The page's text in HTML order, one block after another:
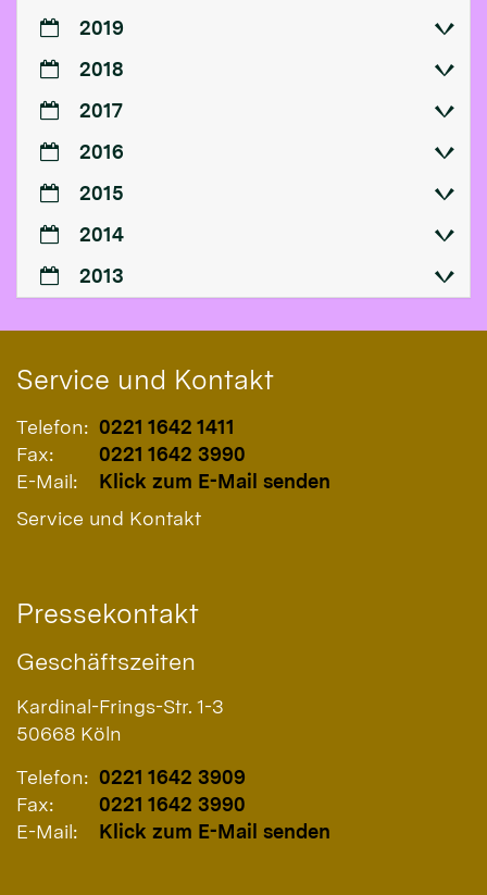
2019
2018
2017
2016
2015
2014
2013
Service und Kontakt
Telefon: 0221 1642 1411
Fax:
0221 1642 3990
E-Mail:
Klick zum E-Mail senden
Service und Kontakt
Pressekontakt
Geschäftszeiten
Kardinal-Frings-Str. 1-3
50668 Köln
Telefon: 0221 1642 3909
Fax:
0221 1642 3990
E-Mail:
Klick zum E-Mail senden